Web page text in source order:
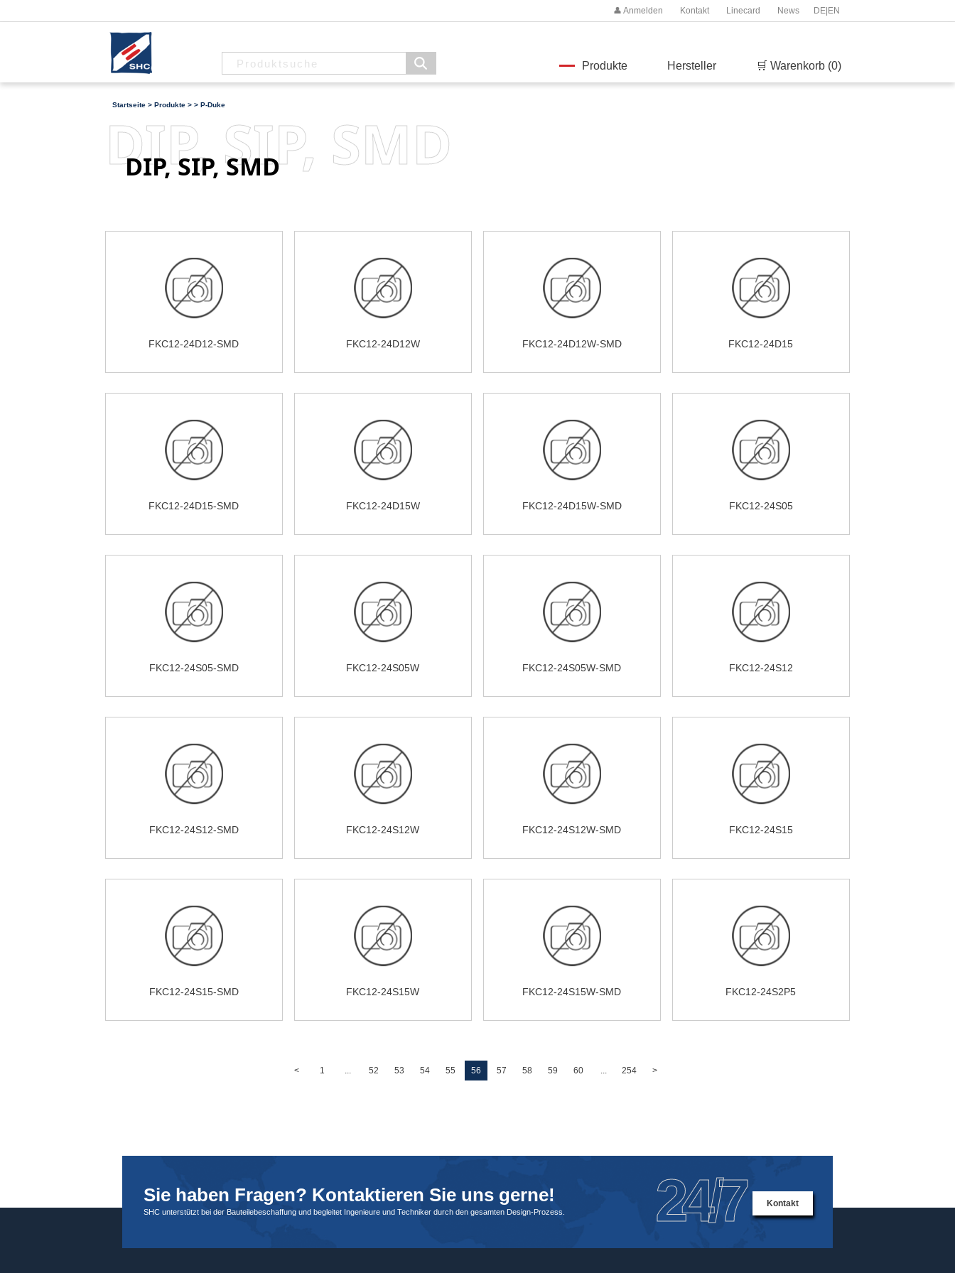
DE| EN
👤 Anmelden Kontakt Linecard News
Produkte Hersteller 🛒 Warenkorb (0)
Startseite > Produkte > > P-Duke
DIP, SIP, SMD
DIP, SIP, SMD
FKC12-24D12-SMD FKC12-24D12W FKC12-24D12W-SMD FKC12-24D15
FKC12-24D15-SMD FKC12-24D15W FKC12-24D15W-SMD FKC12-24S05
FKC12-24S05-SMD FKC12-24S05W FKC12-24S05W-SMD FKC12-24S12
FKC12-24S12-SMD FKC12-24S12W FKC12-24S12W-SMD FKC12-24S15
FKC12-24S15-SMD FKC12-24S15W FKC12-24S15W-SMD FKC12-24S2P5
< 1 52 53 54 55 56 57 58 59 60 254 >
Sie haben Fragen? Kontaktieren Sie uns gerne!
SHC unterstützt bei der Bauteilebeschaffung und begleitet Ingenieure und Techniker durch den gesamten Design-Prozess. 24/7 Kontakt